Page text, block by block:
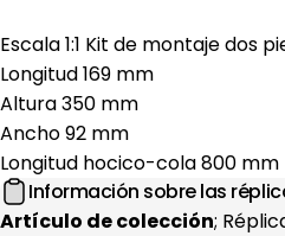
Escala 1:1 Kit de montaje dos
Longitud 169 mm
Altura 350 mm
Ancho 92 mm
Longitud hocico-cola 800 mm
Información sobre las
Artículo de colección;